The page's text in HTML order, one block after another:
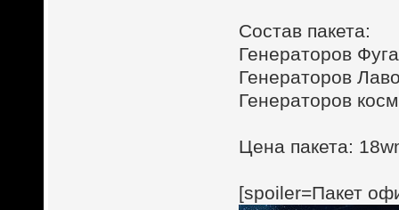
Состав пакета:
Генераторов
Генераторов
Генераторов
Цена пакета:
[spoiler=Пакет